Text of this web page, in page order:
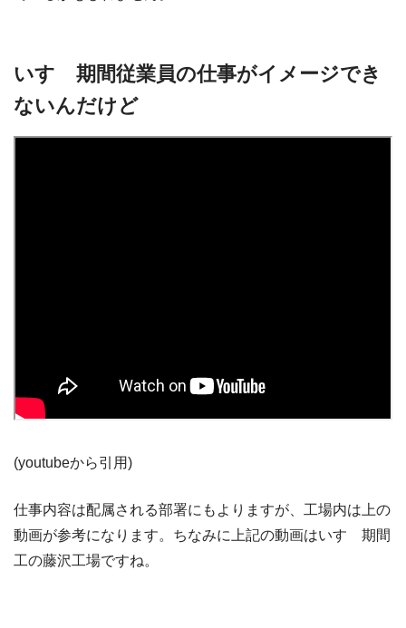
いすゞ期間従業員の仕事がイメージでき
ないんだけど
(youtubeから引用)
仕事内容は配属される部署にもよりますが、工場内は上の
動画が参考になります。ちなみに上記の動画はいすゞ期間
工の藤沢工場ですね。